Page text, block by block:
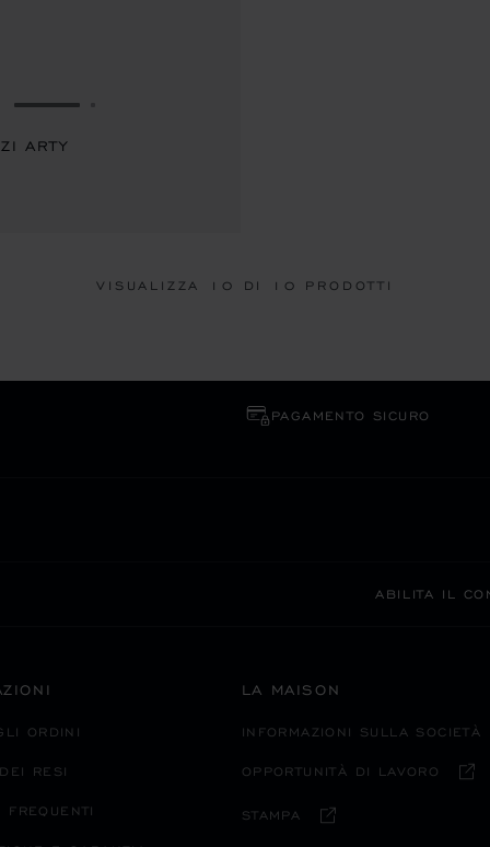
VAI ALLA SLIDE 1
ARTY
VISUALIZZA 10 DI 10 PRODOTTI
PAGAMENTO SICURO
ABILITA IL
ORDINI
RESI
FREQUENTI
LA MAISON
INFORMAZIONI SULLA SOCIETÀ
OPPORTUNITÀ DI LAVORO
STAMPA